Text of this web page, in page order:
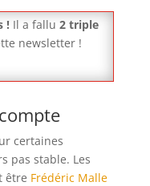
!Il a fallu 2 triple
newsletter !
certaines
pas stable. Les
être Frédéric Malle